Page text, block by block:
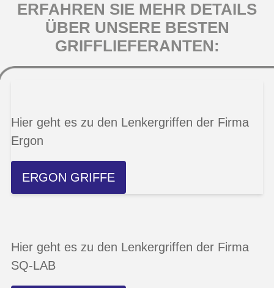
ERFAHREN SIE MEHR DETAILS
ÜBER UNSERE BESTEN
GRIFFLIEFERANTEN:
Hier geht es zu den Lenkergriffen der Firma
Ergon
ERGON GRIFFE
Hier geht es zu den Lenkergriffen der Firma
SQ-LAB